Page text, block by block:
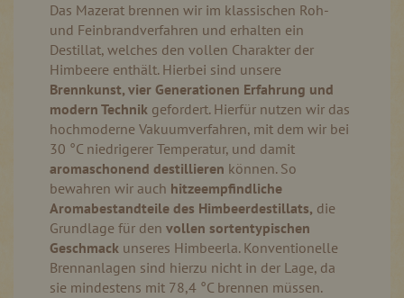
Das Mazerat brennen wir im klassischen Roh-
und Feinbrandverfahren und erhalten ein
Destillat, welches den vollen Charakter der
Himbeere enthält. Hierbei sind unsere
Brennkunst, vier Generationen Erfahrung und
modern Technik gefordert. Hierfür nutzen wir das
hochmoderne Vakuumverfahren, mit dem wir bei
30 °C niedrigerer Temperatur, und damit
aromaschonend destillieren können. So
bewahren wir auch hitzeempfindliche
Aromabestandteile des Himbeerdestillats, die
Grundlage für den vollen sortentypischen
Geschmack unseres Himbeerla. Konventionelle
Brennanlagen sind hierzu nicht in der Lage, da
sie mindestens mit 78,4 °C brennen müssen.